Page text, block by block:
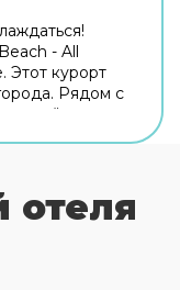
- All
Этот курорт
Рядом с
Для
отеля